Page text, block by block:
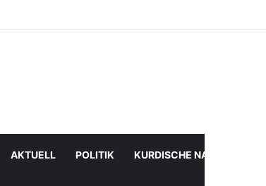
AKTUELL POLITIK KURDISCHE